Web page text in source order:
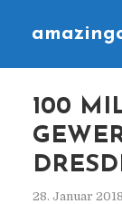
100
28. Januar 2018